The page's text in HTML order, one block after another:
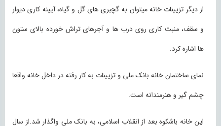
از دیگر تزیینات خانه میتوان به گچبری های گل و گیاه، آیینه کاری دیوار
و سقف، منبت کاری روی درب ها و آجرهای تراش خورده بالای ستون
ها اشاره کرد.
نمای ساختمان خانه بانک ملی و تزیینات به کار رفته در داخل خانه واقعا
چشم گیر و هنرمندانه است.
این خانه باشکوه بعد از انقلاب اسلامی، به بانک ملی واگذار شد.از سال